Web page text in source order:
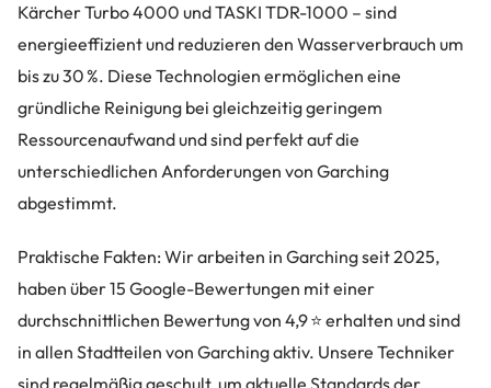
Kärcher Turbo 4000 und TASKI TDR-1000 – sind
energieeffizient und reduzieren den Wasserverbrauch um
bis zu 30 %. Diese Technologien ermöglichen eine
gründliche Reinigung bei gleichzeitig geringem
Ressourcenaufwand und sind perfekt auf die
unterschiedlichen Anforderungen von Garching
abgestimmt.
Praktische Fakten: Wir arbeiten in Garching seit 2025,
haben über 15 Google-Bewertungen mit einer
durchschnittlichen Bewertung von 4,9 ⭐ erhalten und sind
in allen Stadtteilen von Garching aktiv. Unsere Techniker
sind regelmäßig geschult, um aktuelle Standards der